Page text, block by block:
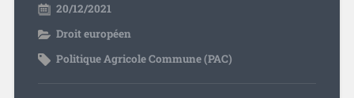
20/12/2021
Droit européen
Politique Agricole Commune (PAC)